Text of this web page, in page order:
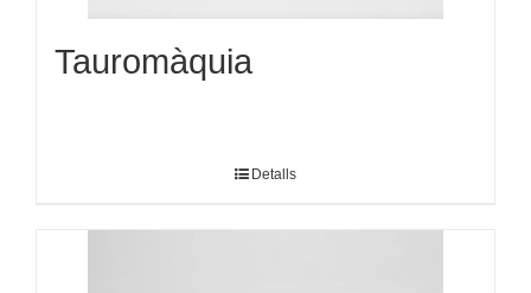
Tauromàquia
Detalls